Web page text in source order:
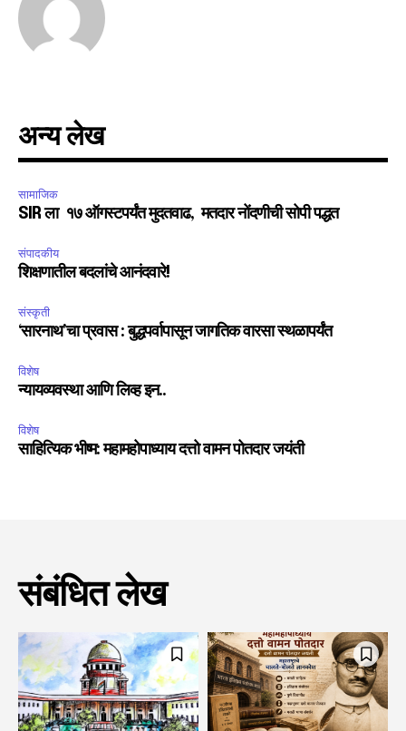
अन्य लेख
सामाजिक
SIR ला १७ ऑगस्टपर्यंत मुदतवाढ, मतदार नोंदणीची सोपी पद्धत
संपादकीय
शिक्षणातील बदलांचे आनंदवारे!
संस्कृती
‘सारनाथ’चा प्रवास : बुद्धपर्वापासून जागतिक वारसा स्थळापर्यंत
विशेष
न्यायव्यवस्था आणि लिव्ह इन..
विशेष
साहित्यिक भीष्म: महामहोपाध्याय दत्तो वामन पोतदार जयंती
संबंधित लेख